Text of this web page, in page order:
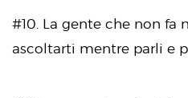
#10. La gente che non fa
ascoltarti mentre parli e